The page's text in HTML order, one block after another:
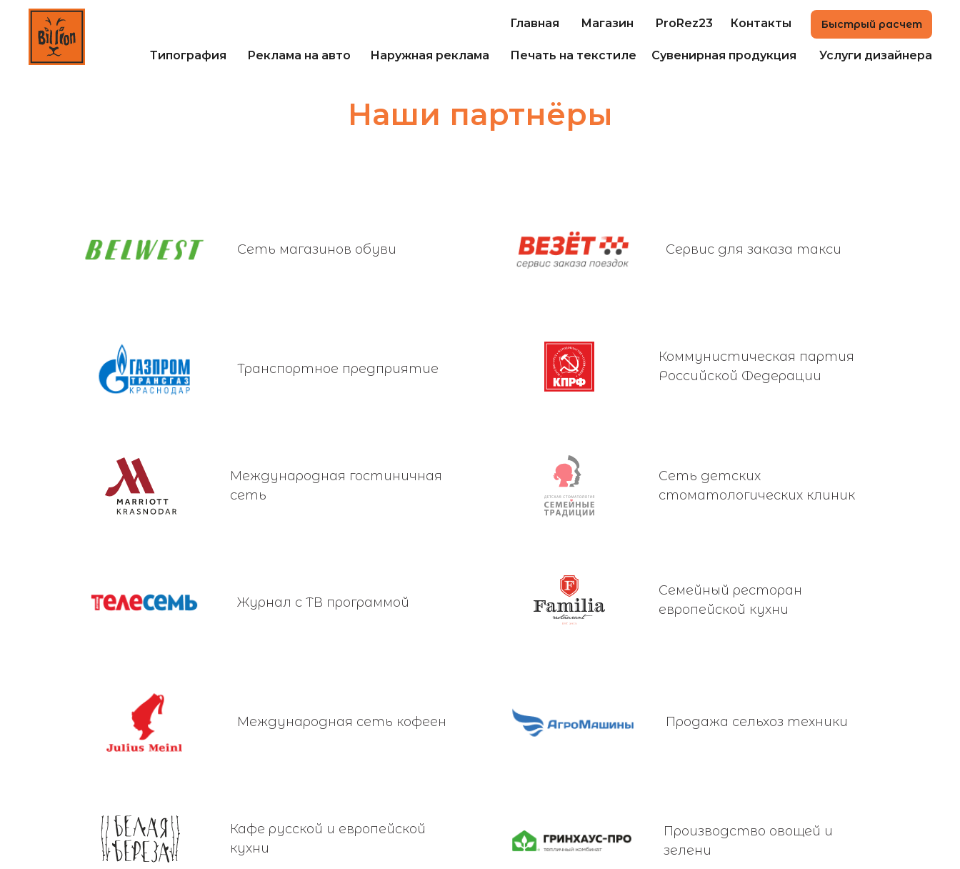
Услуги дизайнера
Сувенирная продукция
Печать на текстиле
Наружная реклама
Реклама на авто
Типография
Быстрый расчет
Контакты
ProRez23
Магазин
Главная
Наши партнёры
Сеть магазинов обуви Сервис для заказа такси
Транспортное предприятие
Коммунистическая партия
Российской Федерации
Международная гостиничная
сеть
Сеть детских
стоматологических клиник
Журнал с ТВ программой
Семейный ресторан
европейской кухни
Международная сеть кофеен Продажа сельхоз техники
Кафе русской и европейской
кухни
Производство овощей и
зелени